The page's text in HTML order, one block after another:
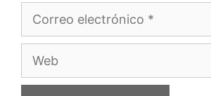
Correo